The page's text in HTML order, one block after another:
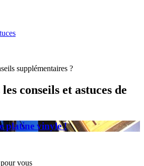
supplémentaires ?
conseils et astuces de
platine vinyle !
vous